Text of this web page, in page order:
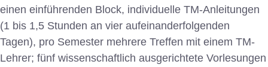
einen einführenden Block, individuelle TM-Anleitungen
(1 bis 1,5 Stunden an vier aufeinanderfolgenden
Tagen), pro Semester mehrere Treffen mit einem TM-
Lehrer; fünf wissenschaftlich ausgerichtete Vorlesungen